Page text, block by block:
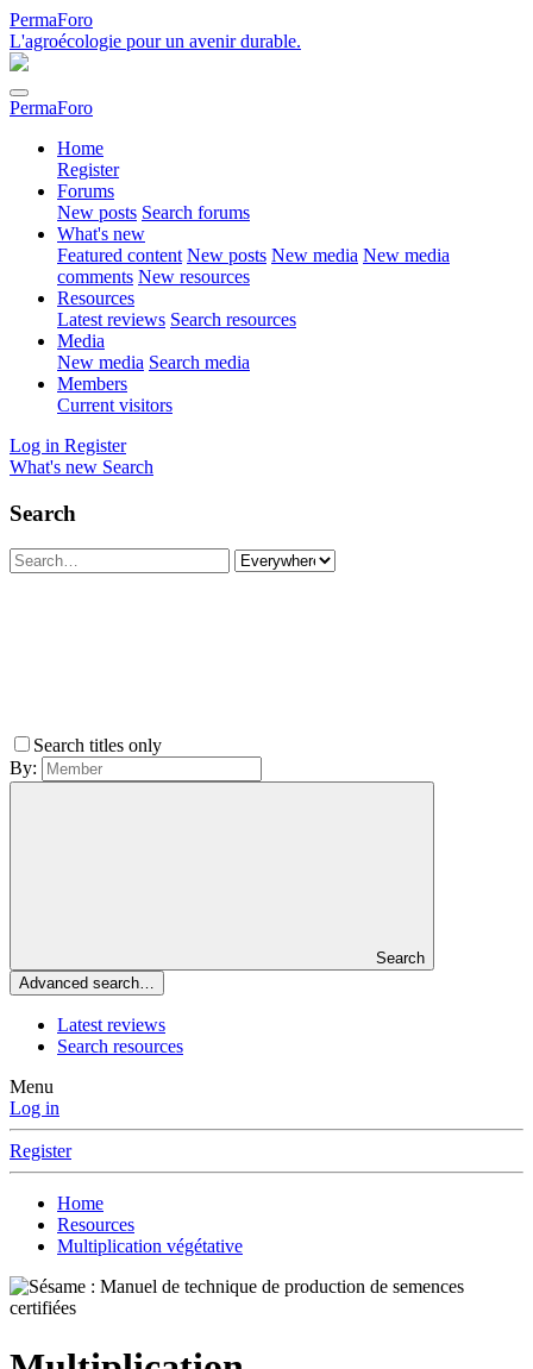
PermaForo
L'agroécologie pour un avenir durable.
PermaForo
Home
Register
Forums
New posts Search forums
What's new
Featured content New posts New media New media
comments New resources
Resources
Latest reviews Search resources
Media
New media Search media
Members
Current visitors
Log in Register
What's new Search
Search
Search titles only
By:
Search
Advanced search…
Latest reviews
Search resources
Menu
Log in
Register
Home
Resources
Multiplication végétative